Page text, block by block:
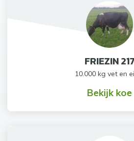
FRIEZIN 217
10.000 kg vet en
Bekijk koe